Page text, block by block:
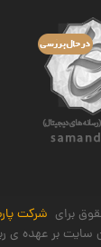
شرکت
سایت بر عهده ی